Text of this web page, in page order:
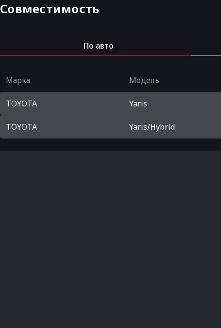
Совместимость
По авто
Марка Модель
TOYOTA Yaris
TOYOTA Yaris/Hybrid